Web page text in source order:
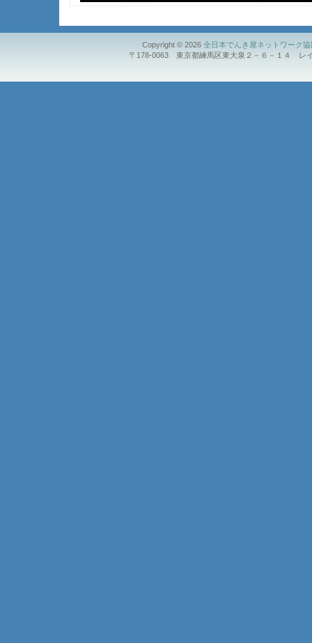
Copyright © 2026 全日本でんき屋ネットワーク
〒178-0063 東京都練馬区東大泉２－６－１４ レ